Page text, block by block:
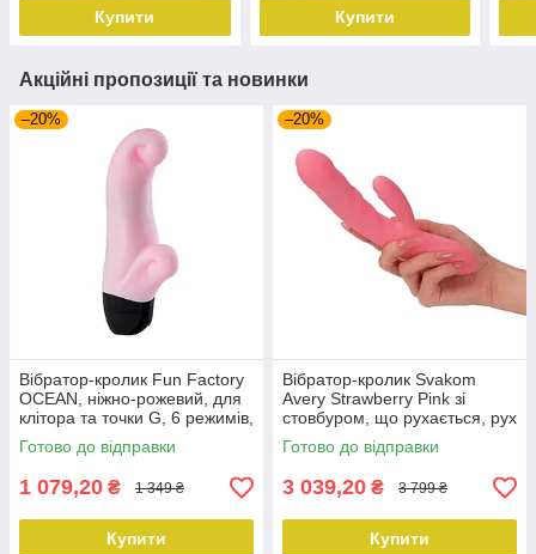
Купити Купити
Акційні пропозиції та новинки
–20%
Вібратор-кролик Fun Factory
OCEAN, ніжно-рожевий, для
клітора та точки G, 6 режимів,
на батарейках
Готово до відправки
1 079,20 ₴ 1 349 ₴
Купити
–20%
Вібратор-кролик Svakom
Avery Strawberry Pink зі
стовбуром, що рухається, рух
вперед-назад
Готово до відправки
3 039,20 ₴ 3 799 ₴
Купити